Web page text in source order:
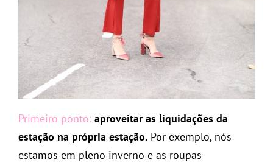
Primeiro ponto: aproveitar as liquidações da
estação na própria estação. Por exemplo, nós
estamos em pleno inverno e as roupas